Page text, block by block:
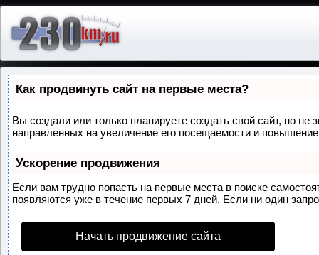
Как продвинуть сайт на первые места?
Вы создали или только планируете создать свой сайт, но
направленных на увеличение его посещаемости и
Ускорение продвижения
Если вам трудно попасть на первые места в поиске
появляются уже в течение первых 7 дней. Если ни один
Начать продвижение сайта